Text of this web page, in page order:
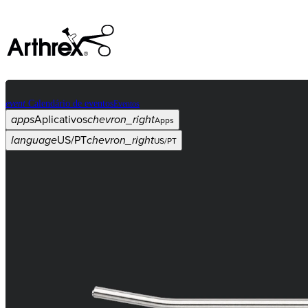
event Calendário de eventosEventos
appsAplicativoschevron_rightApps
languageUS/PTchevron_rightUS/PT
arrow_drop_down